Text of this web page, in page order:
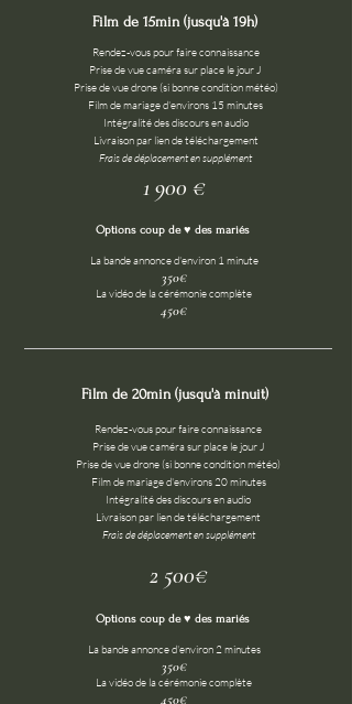
Film de 15min (jusqu'à 19h)
Rendez-vous pour faire connaissance
Prise de vue caméra sur place le jour J
Prise de vue drone (si bonne condition météo)
Film de mariage d'environs 15 minutes
Intégralité des discours en audio
Livraison par lien de téléchargement
Frais de déplacement en supplément
1 900 €
Options coup de ♥ des mariés
La bande annonce d'environ 1 minute
350€
La vidéo de la cérémonie complète
450€
Film de 20min (jusqu'à minuit)
Rendez-vous pour faire connaissance
Prise de vue caméra sur place le jour J
Prise de vue drone (si bonne condition météo)
Film de mariage d'environs 20 minutes
Intégralité des discours en audio
Livraison par lien de téléchargement
Frais de déplacement en supplément
2 500€
Options coup de ♥ des mariés
La bande annonce d'environ 2 minutes
350€
La vidéo de la cérémonie complète
450€